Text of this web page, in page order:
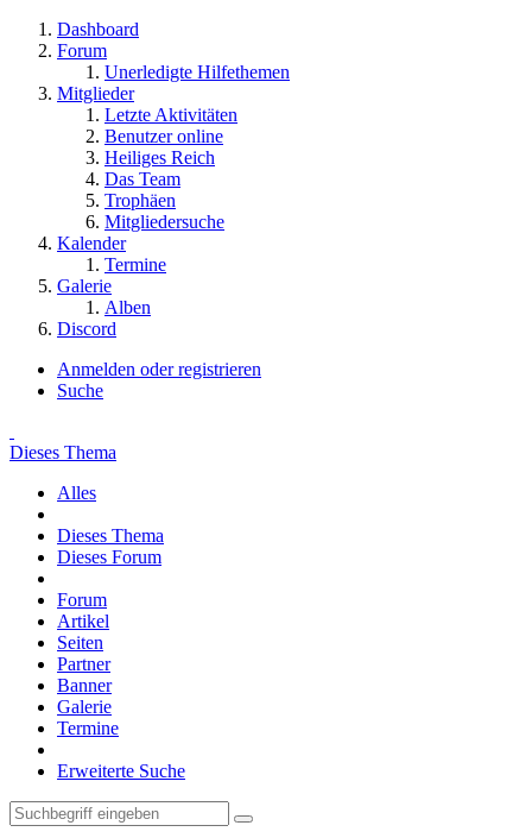
Dashboard
Forum
Unerledigte Hilfethemen
Mitglieder
Letzte Aktivitäten
Benutzer online
Heiliges Reich
Das Team
Trophäen
Mitgliedersuche
Kalender
Termine
Galerie
Alben
Discord
Anmelden oder registrieren
Suche
Dieses Thema
Alles
Dieses Thema
Dieses Forum
Forum
Artikel
Seiten
Partner
Banner
Galerie
Termine
Erweiterte Suche